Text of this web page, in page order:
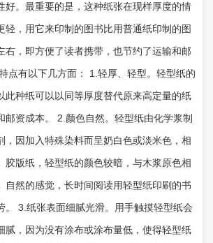
好。最重要的是，这种纸张在现样厚度的情
轻，用它来印制的图书比用普通纸印制的图
右，即方便了读者携带，也节约了运输和邮
点有以下几方面： 1.轻厚、轻型。轻型纸的
此种纸可以以同等厚度替代原来高定量的纸
邮资成本。 2.颜色自然。轻型纸由化学浆制
，因加入特殊染料而呈奶白色或淡米色，相
胶版纸，轻型纸的颜色较暗，与木浆原色相
自然的感觉，长时间阅读用轻型纸印刷的书
。 3.纸张表面细腻光滑。用手触摸轻型纸会
腻，因为没有涂布或涂布量低，使得轻型纸